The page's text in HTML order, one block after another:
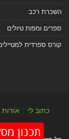
השכרת רכב
ספרים ומפות טיולים
קורס ספרדית
כתוב לי אודות
תכנון